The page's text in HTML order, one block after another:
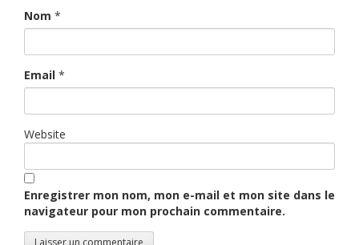
Nom *
Email *
Website
Enregistrer mon nom, mon e-mail et mon site dans le
navigateur pour mon prochain commentaire.